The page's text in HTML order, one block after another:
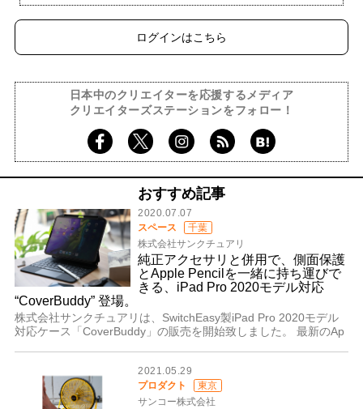
ログインはこちら
日本中のクリエイターを応援するメディア
クリエイターズステーションをフォロー！
おすすめ記事
2020.07.07
スペース
千葉
株式会社サンクチュアリ
純正アクセサリと併用で、側面保護
とApple Pencilを一緒に持ち運びで
きる、iPad Pro 2020モデル対応
“CoverBuddy” 登場。
株式会社サンクチュアリは、SwitchEasy製iPad Pro 2020モデル
対応ケース「CoverBuddy」の販売を開始致しました。 最新のAp
2021.05.29
プロダクト
東京
サンコー株式会社